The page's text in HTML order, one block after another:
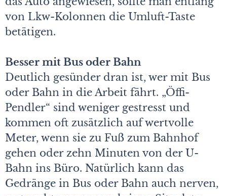
von Lkw-Kolonnen die Umluft-Taste
betätigen.
Besser mit Bus oder Bahn
Deutlich gesünder dran ist, wer mit Bus
oder Bahn in die Arbeit fährt. „Öffi-
Pendler“ sind weniger gestresst und
kommen oft zusätzlich auf wertvolle
Meter, wenn sie zu Fuß zum Bahnhof
gehen oder zehn Minuten von der U-
Bahn ins Büro. Natürlich kann das
Gedränge in Bus oder Bahn auch nerven,